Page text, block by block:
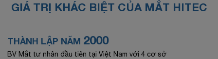
GIÁ TRỊ KHÁC BIỆT CỦA MẮT HITEC
THÀNH LẬP NĂM 2000
BV Mắt tư nhân đầu tiên tại Việt Nam với 4 cơ sở